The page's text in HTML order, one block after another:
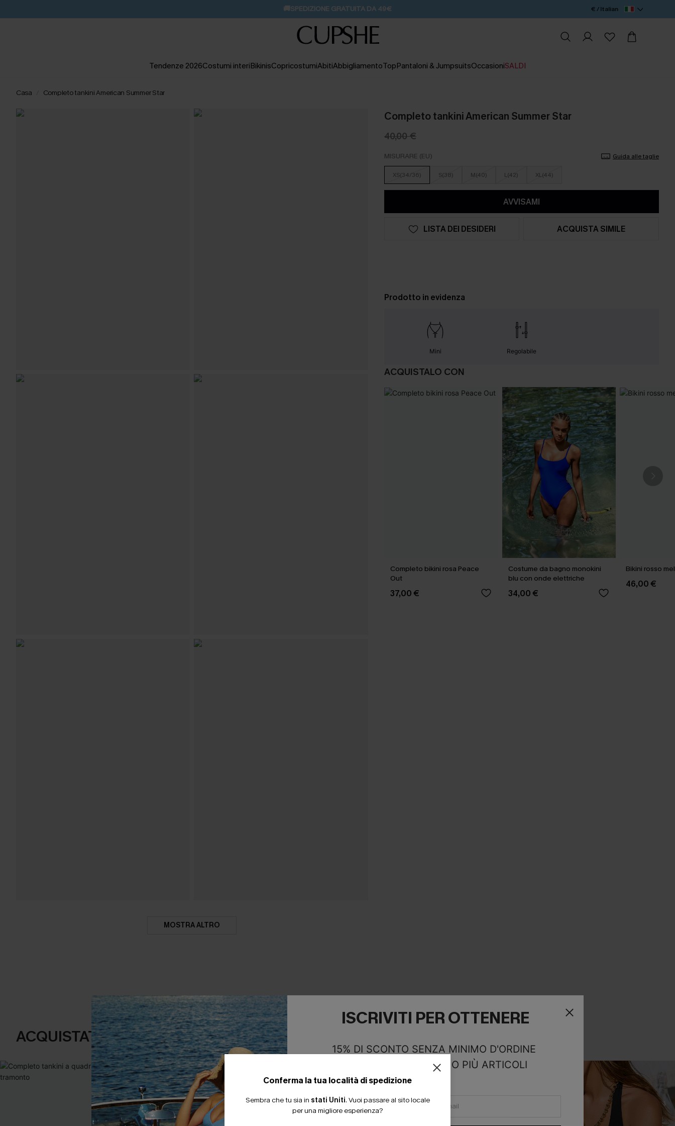
💌REGALO PER I NUOVI: 20% DI SCONTO* € / Italian
Tendenze 2026Costumi interiBikinisCopricostumiAbitiAbbigliamentoTopPantaloni & JumpsuitsOccasioniSALDI
Casa Completo tankini American Summer Star
MOSTRA ALTRO
Completo tankini American Summer Star
40,00 €
MISURARE (EU) Guida alle taglie
XS(34/36) S(38) M(40) L(42) XL(44)
AVVISAMI
LISTA DEI DESIDERI ACQUISTA SIMILE
Prodotto in evidenza
Mini Regolabile
ACQUISTALO CON
Completo bikini rosa Peace
Out
37,00 €
Costume da bagno monokini
blu con onde elettriche
34,00 €
Bikini rosso
46,00 €
ACQUISTATI FREQUENTEMENTE INSIEME
Conferma la tua località di spedizione
Sembra che tu sia in stati Uniti. Vuoi passare al sito locale
per una migliore esperienza?
ISCRIVITI PER OTTENERE
15% DI SCONTO SENZA MINIMO D'ORDINE
20% DI SCONTO SU 2 O PIÙ ARTICOLI